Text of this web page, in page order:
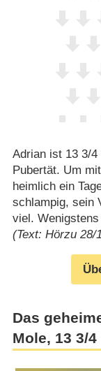
Adrian ist 13 3/​
Pubertät. Um
heimlich ein
schlampig, sein
viel.
(Text: Hörzu 28/
Das
Mole, 13 3/​